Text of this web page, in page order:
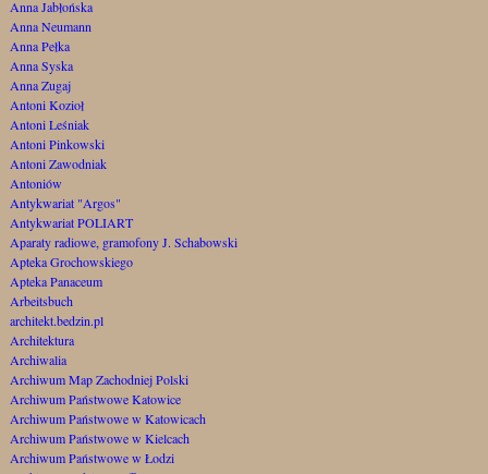
Anna Jabłońska
Anna Neumann
Anna Pełka
Anna Syska
Anna Zugaj
Antoni Kozioł
Antoni Leśniak
Antoni Pinkowski
Antoni Zawodniak
Antoniów
Antykwariat "Argos"
Antykwariat POLIART
Aparaty radiowe, gramofony J. Schabowski
Apteka Grochowskiego
Apteka Panaceum
Arbeitsbuch
architekt.bedzin.pl
Architektura
Archiwalia
Archiwum Map Zachodniej Polski
Archiwum Państwowe Katowice
Archiwum Państwowe w Katowicach
Archiwum Państwowe w Kielcach
Archiwum Państwowe w Łodzi